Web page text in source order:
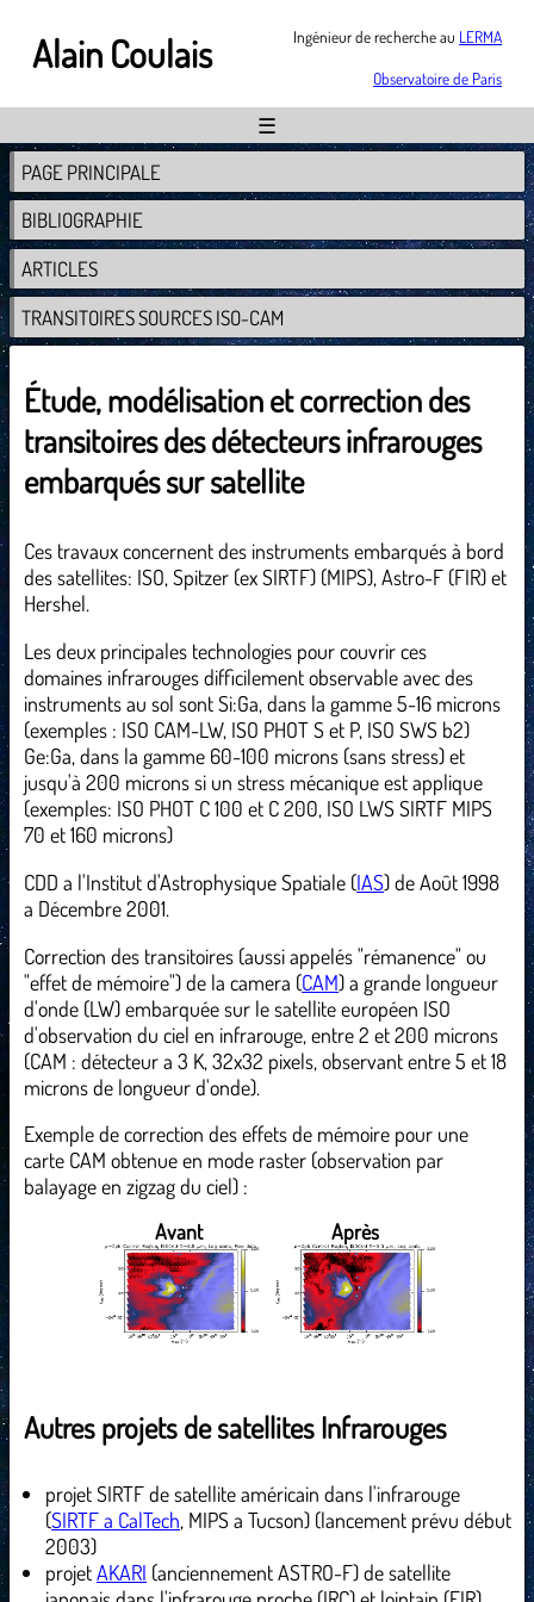
Alain Coulais Ingénieur de recherche au LERMA
Observatoire de Paris
☰
PAGE PRINCIPALE
BIBLIOGRAPHIE
ARTICLES
TRANSITOIRES SOURCES ISO-CAM
Étude, modélisation et correction des
transitoires des détecteurs infrarouges
embarqués sur satellite
Ces travaux concernent des instruments embarqués à bord
des satellites: ISO, Spitzer (ex SIRTF) (MIPS), Astro-F (FIR) et
Hershel.
Les deux principales technologies pour couvrir ces
domaines infrarouges difficilement observable avec des
instruments au sol sont Si:Ga, dans la gamme 5-16 microns
(exemples : ISO CAM-LW, ISO PHOT S et P, ISO SWS b2)
Ge:Ga, dans la gamme 60-100 microns (sans stress) et
jusqu'à 200 microns si un stress mécanique est applique
(exemples: ISO PHOT C 100 et C 200, ISO LWS SIRTF MIPS
70 et 160 microns)
CDD a l'Institut d'Astrophysique Spatiale (IAS) de Août 1998
a Décembre 2001.
Correction des transitoires (aussi appelés "rémanence" ou
"effet de mémoire") de la camera (CAM) a grande longueur
d'onde (LW) embarquée sur le satellite européen ISO
d'observation du ciel en infrarouge, entre 2 et 200 microns
(CAM : détecteur a 3 K, 32x32 pixels, observant entre 5 et 18
microns de longueur d'onde).
Exemple de correction des effets de mémoire pour une
carte CAM obtenue en mode raster (observation par
balayage en zigzag du ciel) :
Avant
Après
Autres projets de satellites Infrarouges
projet SIRTF de satellite américain dans l'infrarouge
(SIRTF a CalTech, MIPS a Tucson) (lancement prévu début
2003)
projetAKARI (anciennement ASTRO-F) de satellite